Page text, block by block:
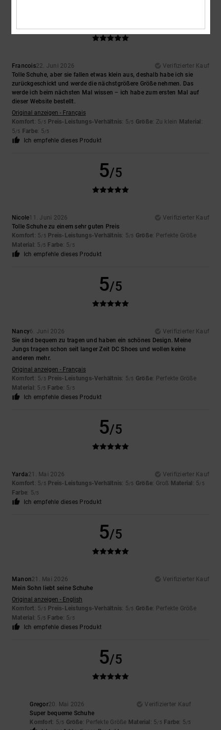
Francois22. Juni 2026
Verifizierter Kauf
Tolle Schuhe, aber sie fallen etwas klein aus, deshalb habe ich sie
zurückgeschickt und werde die nächstgrößere Größe nehmen. Das
werde ich beim nächsten Mal wissen – ich habe zum ersten Mal auf
dieser Website bestellt.
Original anzeigen - Français
Komfort: 5/5 Preis-Leistungs-Verhältnis: 5/5 Größe: Zu klein Material :
5/5 Farbe: 5/5
Ich empfehle dieses Produkt
5/5
Nicole11. Juni 2026
Verifizierter Kauf
Tolle Schuhe zu einem sehr guten Preis
Komfort: 5/5 Preis-Leistungs-Verhältnis: 5/5 Größe: Perfekte Größe
Material : 5 /5 Farbe: 5/5
Ich empfehle dieses Produkt
5/5
Nancy6. Juni 2026
Verifizierter Kauf
Sie sind bequem zu tragen und haben ein schönes Design. Meine
Jungs tragen schon seit langer Zeit DC Shoes und wollen keine
anderen mehr.
Original anzeigen - Français
Komfort: 5/5 Preis-Leistungs-Verhältnis: 5/5 Größe: Perfekte Größe
Material : 5 /5 Farbe: 5/5
Ich empfehle dieses Produkt
5/5
Yarda21. Mai 2026
Verifizierter Kauf
Komfort: 5/5 Preis-Leistungs-Verhältnis: 5/5 Größe: Groß Material : 5/5
Farbe: 5/5
Ich empfehle dieses Produkt
5/5
Manon21. Mai 2026
Verifizierter Kauf
Mein Sohn liebt seine Schuhe
Original anzeigen - English
Komfort: 5/5 Preis-Leistungs-Verhältnis: 5/5 Größe: Perfekte Größe
Material : 5 /5 Farbe: 5/5
Ich empfehle dieses Produkt
5/5
Gregor20. Mai 2026
Verifizierter Kauf
Super bequeme Schuhe
Komfort: 5/5 Größe: Perfekte Größe Material : 5/5 Farbe: 5/5